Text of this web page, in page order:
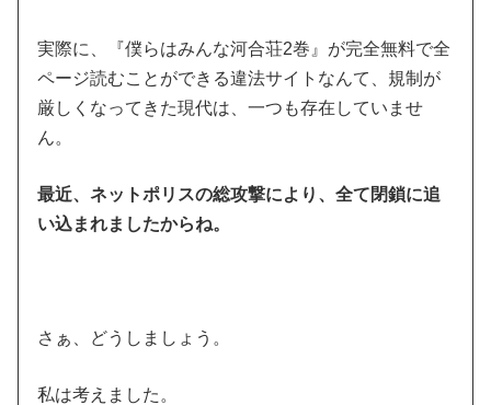
実際に、『僕らはみんな河合荘2巻』が完全無料で全
ページ読むことができる違法サイトなんて、規制が
厳しくなってきた現代は、一つも存在していませ
ん。
最近、ネットポリスの総攻撃により、全て閉鎖に追
い込まれましたからね。
さぁ、どうしましょう。
私は考えました。